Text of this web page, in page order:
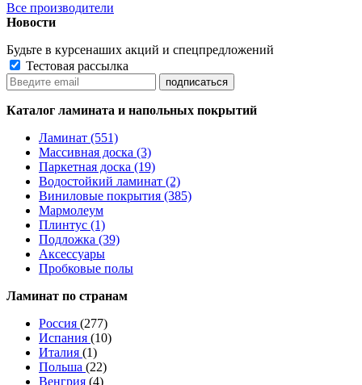
Все производители
Новости
Будьте в курсенаших акций и спецпредложений
Тестовая рассылка
Каталог ламината и напольных покрытий
Ламинат (551)
Массивная доска (3)
Паркетная доска (19)
Водостойкий ламинат (2)
Виниловые покрытия (385)
Мармолеум
Плинтус (1)
Подложка (39)
Аксессуары
Пробковые полы
Ламинат по странам
Россия (277)
Испания (10)
Италия (1)
Польша (22)
Венгрия (4)